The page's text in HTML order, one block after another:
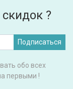
?
Подписаться
обо всех
первыми !